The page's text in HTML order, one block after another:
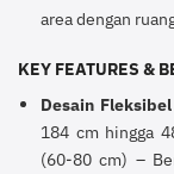
area dengan
KEY FEATURES &
Desain
184 cm hingga
(60-80 cm) –